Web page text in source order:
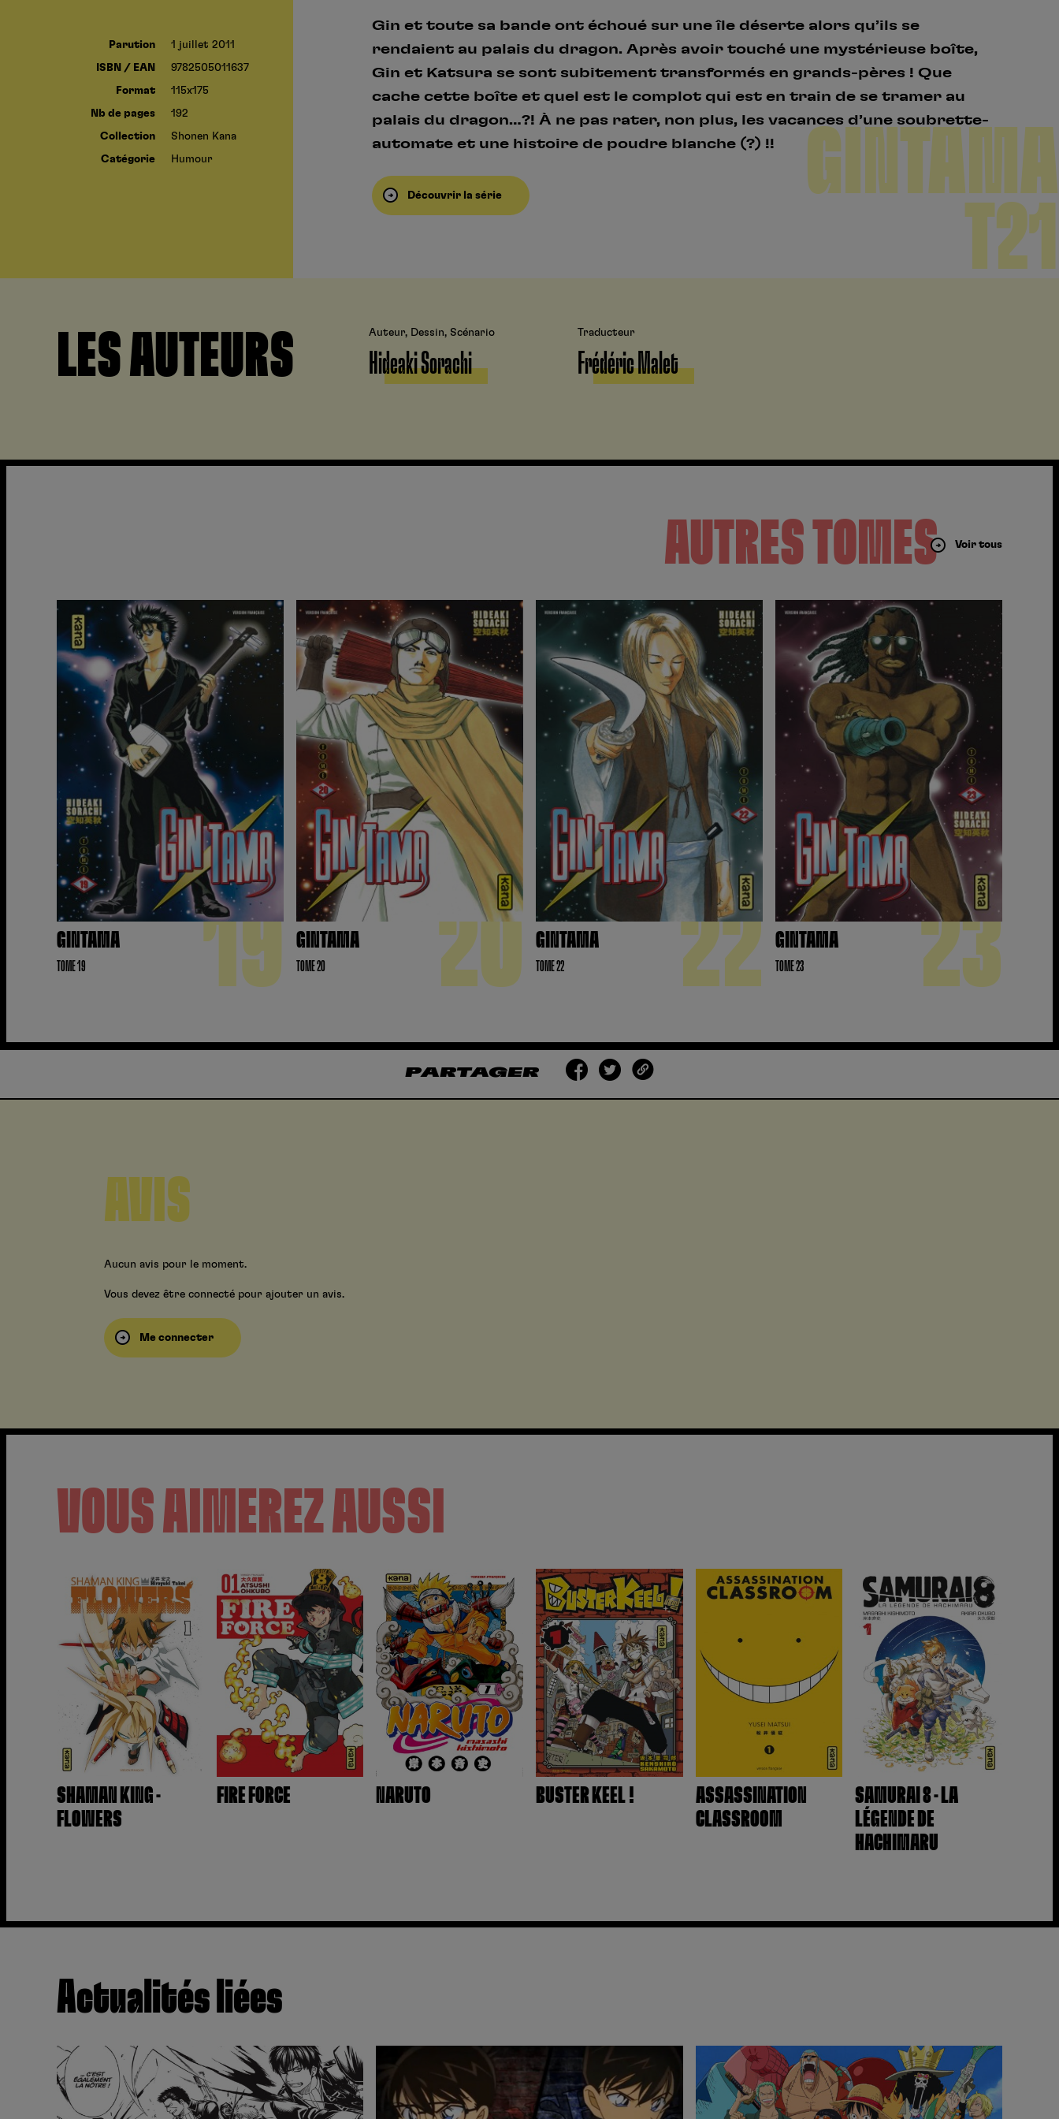
Parution 1 juillet 2011
ISBN / EAN 9782505011637
Format 115x175
Nb de pages 192
Collection Shonen Kana
Catégorie Humour
Gin et toute sa bande ont échoué sur une île déserte alors qu’ils se
rendaient au palais du dragon. Après avoir touché une mystérieuse boîte,
Gin et Katsura se sont subitement transformés en grands-pères ! Que
cache cette boîte et quel est le complot qui est en train de se tramer au
palais du dragon…?! À ne pas rater, non plus, les vacances d’une soubrette-
automate et une histoire de poudre blanche (?) !!
Découvrir la série
GINTAMA
T21
LES AUTEURS Auteur, Dessin, Scénario
Hideaki Sorachi
Traducteur
Frédéric Malet
AUTRES TOMES Voir tous
GINTAMA
TOME 19 19 GINTAMA
TOME 20 20 GINTAMA
TOME 22 22 GINTAMA
TOME 23 23
PARTAGER
AVIS
Aucun avis pour le moment.
Vous devez être connecté pour ajouter un avis.
Me connecter
VOUS AIMEREZ AUSSI
SHAMAN KING -
FLOWERS
FIRE FORCE NARUTO BUSTER KEEL !
ASSASSINATION
CLASSROOM
SAMURAI 8 - LA
LÉGENDE DE
HACHIMARU
Actualités liées